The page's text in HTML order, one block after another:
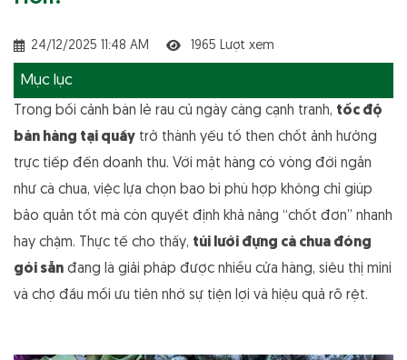
24/12/2025 11:48 AM 1965 Lượt xem
Mục lục
Trong bối cảnh bán lẻ rau củ ngày càng cạnh tranh, tốc độ
bán hàng tại quầy trở thành yếu tố then chốt ảnh hưởng
trực tiếp đến doanh thu. Với mặt hàng có vòng đời ngắn
như cà chua, việc lựa chọn bao bì phù hợp không chỉ giúp
bảo quản tốt mà còn quyết định khả năng “chốt đơn” nhanh
hay chậm. Thực tế cho thấy, túi lưới đựng cà chua đóng
gói sẵn đang là giải pháp được nhiều cửa hàng, siêu thị mini
và chợ đầu mối ưu tiên nhờ sự tiện lợi và hiệu quả rõ rệt.